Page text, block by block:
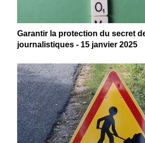
Garantir la protection du secret
journalistiques - 15 janvier 2025